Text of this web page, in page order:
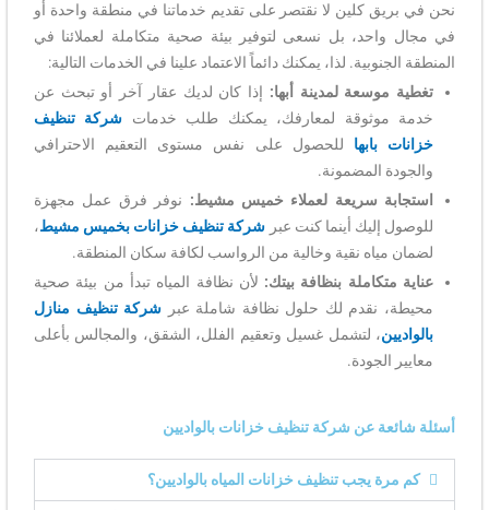
نحن في بريق كلين لا نقتصر على تقديم خدماتنا في منطقة واحدة أو
في مجال واحد، بل نسعى لتوفير بيئة صحية متكاملة لعملائنا في
المنطقة الجنوبية. لذا، يمكنك دائماً الاعتماد علينا في الخدمات التالية:
تغطية موسعة لمدينة أبها: إذا كان لديك عقار آخر أو تبحث عن
خدمة موثوقة لمعارفك، يمكنك طلب خدمات شركة تنظيف
خزانات بابها للحصول على نفس مستوى التعقيم الاحترافي
والجودة المضمونة.
استجابة سريعة لعملاء خميس مشيط: نوفر فرق عمل مجهزة
للوصول إليك أينما كنت عبر شركة تنظيف خزانات بخميس مشيط،
لضمان مياه نقية وخالية من الرواسب لكافة سكان المنطقة.
عناية متكاملة بنظافة بيتك: لأن نظافة المياه تبدأ من بيئة صحية
محيطة، نقدم لك حلول نظافة شاملة عبر شركة تنظيف منازل
بالواديين، لتشمل غسيل وتعقيم الفلل، الشقق، والمجالس بأعلى
معايير الجودة.
أسئلة شائعة عن شركة تنظيف خزانات بالواديين
كم مرة يجب تنظيف خزانات المياه بالواديين؟